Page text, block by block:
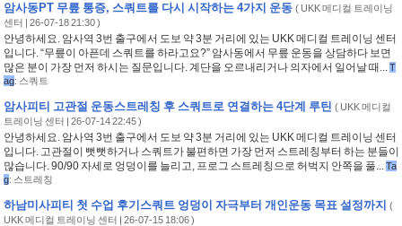
암사동PT 무릎 통증, 스쿼트를 다시 시작하는 4가지 운동 (UKK 메디컬 트레이닝
센터 | 26-07-18 21:30 )
안녕하세요. 암사역 3번 출구에서 도보 약 3분 거리에 있는 UKK 메디컬 트레이닝 센터
입니다. “무릎이 아픈데 스쿼트를 하라고요?” 암사동에서 무릎 운동을 상담하다 보면
많은 분이 가장 먼저 하시는 질문입니다. 계단을 오르내리거나 의자에서 일어날 때...T
ag: 스쿼트
암사피티 고관절 운동스트레칭 후 스쿼트로 연결하는 4단계 루틴 (UKK 메디컬
트레이닝 센터 | 26-07-14 22:45 )
안녕하세요. 암사역 3번 출구에서 도보 약 3분 거리에 있는 UKK 메디컬 트레이닝 센터
입니다. 고관절이 뻣뻣하거나 스쿼트가 불편하면 가장 먼저 스트레칭부터 하는 분들이
많습니다. 90/90 자세로 엉덩이를 늘리고, 프로그 스트레칭으로 허벅지 안쪽을 풀...Ta
g: 스트레칭
하남미사피티 첫 수업 후기스쿼트 엉덩이 자극부터 개인운동 목표 설정까지 (
UKK 메디컬 트레이닝 센터 | 26-07-15 18:06 )